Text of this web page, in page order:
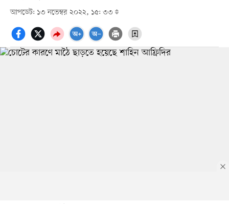
আপডেট: ১৩ নভেম্বর ২০২২, ১৫: ৩৩